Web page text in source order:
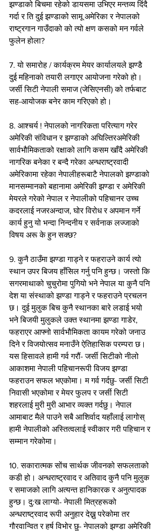
झण्डाको बिचमा रहेको डायसमा उभिएर मन्तव्य दिंदै
गर्दा र ति दुई झण्डाको सामू अमेरिका र नेपालको
राष्ट्रगान गाउँदाको को त्यो क्षण कसको मन गर्वले
फुलेन होला?
7. यो समारोह / कार्यक्रम मेयर कार्यालयले झण्डै
दुई महिनाको तयारी लगाएर आयोजना गरेको हो।
जर्सी सिटी नेपाली समाज (जेसिएनसी) को तर्फबाट
सह-आयोजक बनेर काम गरिएको हो।
8. आश्चर्य ! नेपालको नागरिकता परित्याग गरेर
अमेरिकी संविधान र झण्डाको अघिल्तिरअमेरिकी
सार्वभौमिकताको रक्षाको लागि कसम खाँदै अमेरिकी
नागरिक बनेका र बन्दै गरेका अन्धराष्ट्रवादी
अमेरिकामा रहेका नेपालीहरूबाटै नेपालको झण्डाको
मानसम्मानको बहानामा अमेरिकी झण्डा र अमेरिकी
मेयरले गरेको नेपाल र नेपालीको पहिचानर उच्च
कदरलाई नजरअन्दाज, घोर विरोध र अपमान गर्ने
कार्य हुनु यो भन्दा निन्दनीय र सर्वनाक लज्जाको
विषय अरू के हुन सक्छ?
9. कुनै ठाउँमा झण्डा गाड्ने र फहराउने कार्य त्यो
स्थान उपर बिजय हाँसिल गर्नु पनि हुन्छ। जस्तो कि
सगरमाथाको चुचुरोमा पुगियो भने नेपाल या कुनै पनि
देश या संस्थाको झण्डा गाड्ने र फहराउने प्रचलन
छ। दुई मुलुक बिच कुनै स्थानका बारे लडाई भयो
भने बिजयी मुलुकले उक्त स्थानमा झण्डा गाडेर,
फहराएर आफ्नो सार्वभौमिकता कायम गरेको जनाउ
दिने र विजयोत्सव मनाउँने ऐतिहासिक परम्परा छ।
यस हिसावले हामी गर्व गरौं- जर्सी सिटीको नीलो
आकाशमा नेपाली पहिचानरूपी विजय झण्डा
फहराउन सफल भएकोमा। म गर्व गर्दछु- जर्सी सिटी
निवासी भएकोमा र मेयर फुलप र जर्सी सिटी
शहरलाई मुरी मुरी आभार व्यक्त गर्दछु। नेपाल
आमाबाट मैले पाउने सबै आशिर्वाद यहाँलाई लागोस्
हामी नेपालीको अस्तित्वलाई स्वीकार गरी पहिचान र
सम्मान गरेकोमा।
10. सकारात्मक सोंच सार्थक जीवनको सफलताको
कडी हो। अन्धराष्ट्रवाद र अतिवाद कुनै पनि मुलुक
र समाजको लागि अत्यन्त हानिकारक र अनुत्पादक
हुन्छ। दु:ख लाग्यो- नेपाली मित्रहरूको
अन्धराष्ट्रवाद रूपी अनुहार देख्नु परेकोमा तर
गौरवान्वित र हर्ष विभोर छु- नेपालको झण्डा अमेरिकी